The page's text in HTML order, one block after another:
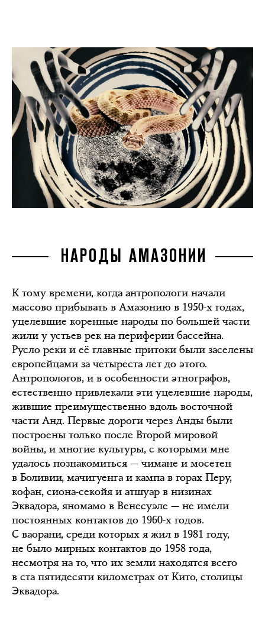
НАРОДЫ АМАЗОНИИ
К тому времени, когда антропологи начали
массово прибывать в Амазонию в 1950-х годах,
уцелевшие коренные народы по большей части
жили у устьев рек на периферии бассейна.
Русло реки и её главные притоки были заселены
европейцами за четыреста лет до этого.
Антропологов, и в особенности этнографов,
естественно привлекали эти уцелевшие народы,
жившие преимущественно вдоль восточной
части Анд. Первые дороги через Анды были
построены только после Второй мировой
войны, и многие культуры, с которыми мне
удалось познакомиться — чимане и мосетен
в Боливии, мачигуенга и кампа в горах Перу,
кофан, сиона-секойя и атшуар в низинах
Эквадора, яномамо в Венесуэле — не имели
постоянных контактов до 1960-х годов.
С ваорани, среди которых я жил в 1981 году,
не было мирных контактов до 1958 года,
несмотря на то, что их земли находятся всего
в ста пятидесяти километрах от Кито, столицы
Эквадора.